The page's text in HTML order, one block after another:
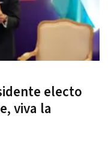
electo
viva la